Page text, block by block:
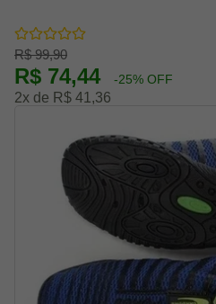
R$ 99,90
R$ 74,44 -25% OFF
2x de R$ 41,36